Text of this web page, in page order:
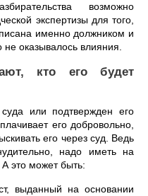
возможно
экспертизы для того,
именно должником и
не оказывалось влияния.
кто его будет
или подтвержден его
его добровольно,
его через суд. Ведь
надо иметь на
А это может быть:
выданный на основании